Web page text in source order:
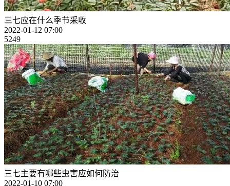
三七应在什么季节采收
2022-01-12 07:00
5249
三七主要有哪些虫害应如何防治
2022-01-10 07:00